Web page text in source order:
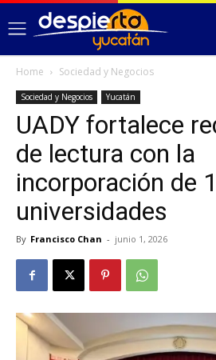
Home Sociedad y Negocios
Sociedad y Negocios Yucatán
UADY fortalece
de lectura con la
incorporación de
universidades
By Francisco Chan - junio 1, 2026